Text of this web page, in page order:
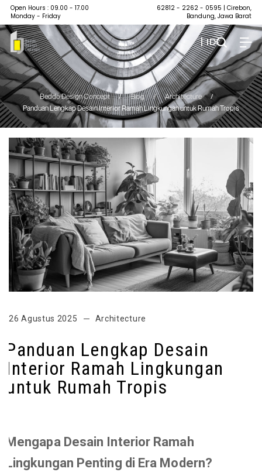
Open Hours : 09.00 - 17.00
Monday - Friday
62812 - 2262 - 0595 | Cirebon,
Bandung, Jawa Barat
| ID
Beddo Design Concept / Blog / Architecture
/
Panduan Lengkap Desain Interior Ramah Lingkungan untuk Rumah Tropis
26 Agustus 2025 Architecture
Panduan Lengkap Desain
Interior Ramah Lingkungan
untuk Rumah Tropis
Mengapa Desain Interior Ramah
Lingkungan Penting di Era Modern?